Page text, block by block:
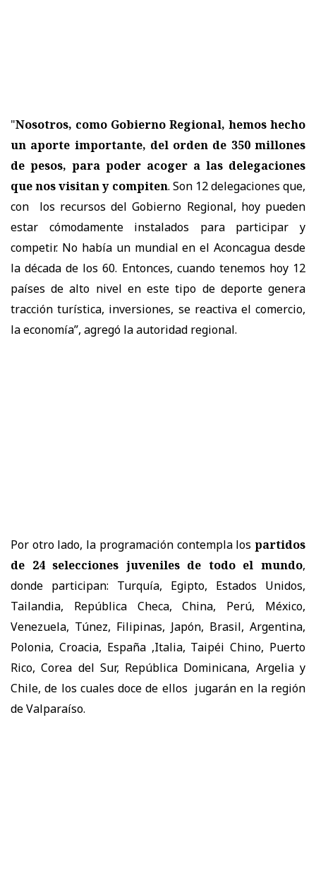
"Nosotros, como Gobierno Regional, hemos hecho
un aporte importante, del orden de 350 millones
de pesos, para poder acoger a las delegaciones
que nos visitan y compiten. Son 12 delegaciones que,
con los recursos del Gobierno Regional, hoy pueden
estar cómodamente instalados para participar y
competir. No había un mundial en el Aconcagua desde
la década de los 60. Entonces, cuando tenemos hoy 12
países de alto nivel en este tipo de deporte genera
tracción turística, inversiones, se reactiva el comercio,
la economía”, agregó la autoridad regional.
Por otro lado, la programación contempla los partidos
de 24 selecciones juveniles de todo el mundo,
donde participan: Turquía, Egipto, Estados Unidos,
Tailandia, República Checa, China, Perú, México,
Venezuela, Túnez, Filipinas, Japón, Brasil, Argentina,
Polonia, Croacia, España ,Italia, Taipéi Chino, Puerto
Rico, Corea del Sur, República Dominicana, Argelia y
Chile, de los cuales doce de ellos jugarán en la región
de Valparaíso.